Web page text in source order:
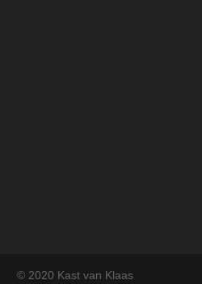
© 2020 Kast van Klaas